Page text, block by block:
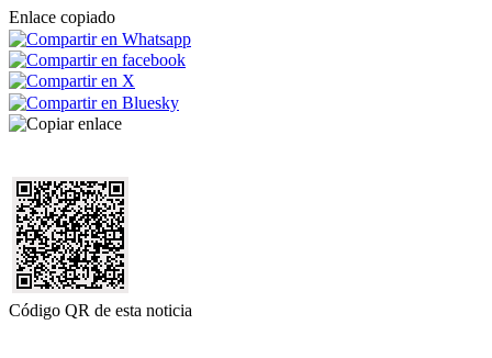
Enlace copiado
Código QR de esta noticia